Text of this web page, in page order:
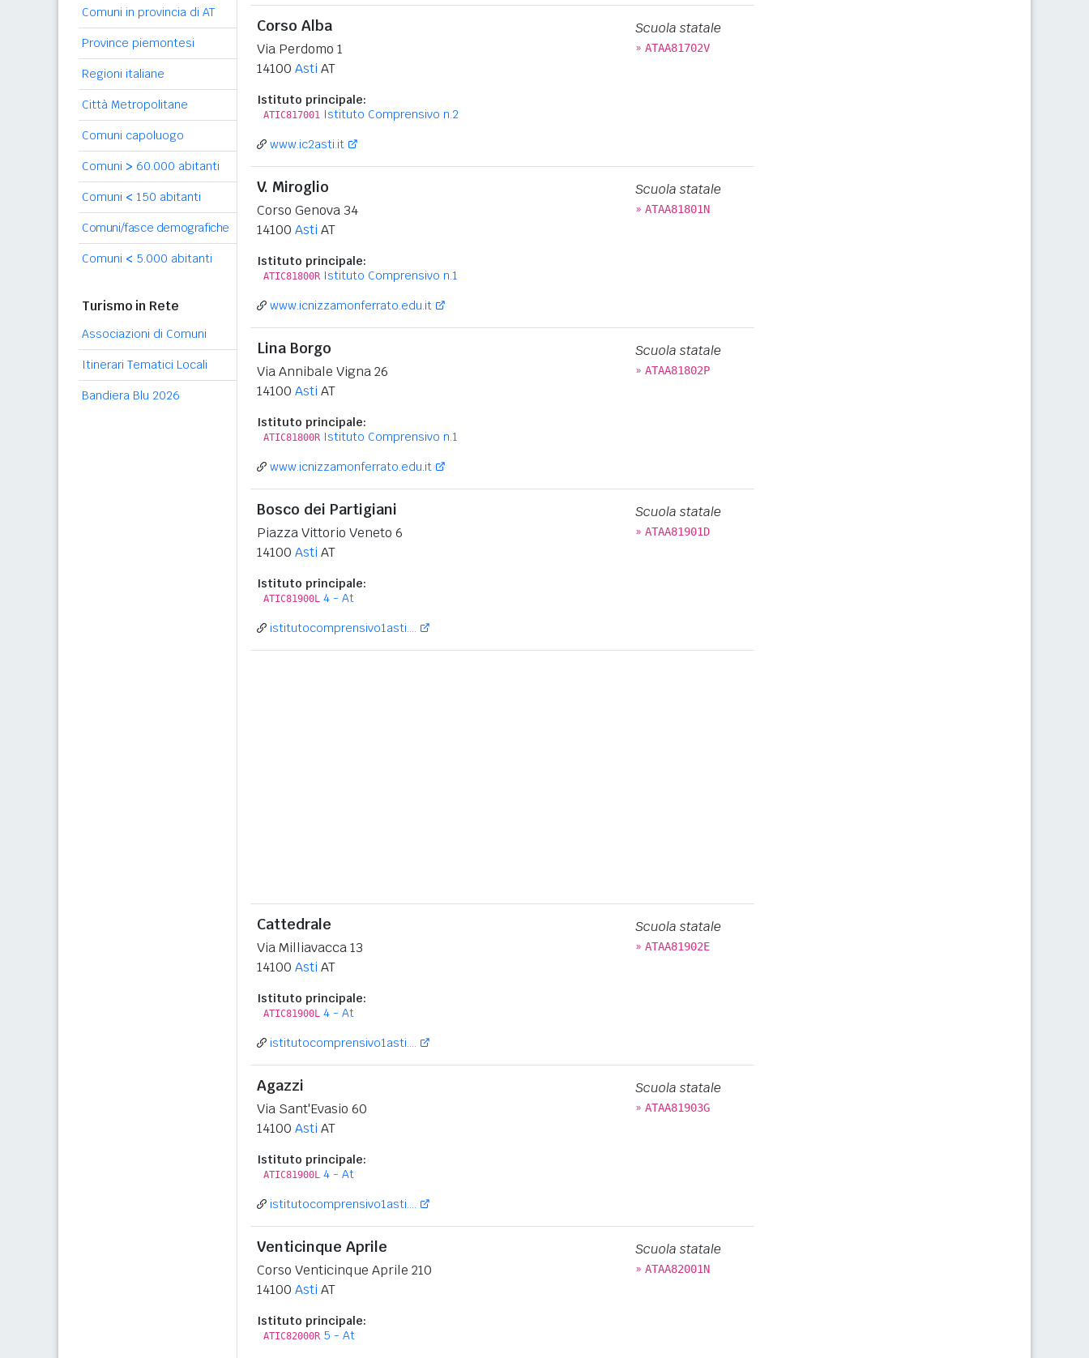
Comuni in provincia di AT
Province piemontesi
Regioni italiane
Città Metropolitane
Comuni capoluogo
Comuni > 60.000 abitanti
Comuni < 150 abitanti
Comuni/fasce demografiche
Comuni < 5.000 abitanti
Turismo in Rete
Associazioni di Comuni
Itinerari Tematici Locali
Bandiera Blu 2026
Corso Alba
Via Perdomo 1
14100 Asti AT
Istituto principale:
ATIC817001 Istituto Comprensivo n.2
Scuola statale
» ATAA81702V
www.ic2asti.it
V. Miroglio
Corso Genova 34
14100 Asti AT
Istituto principale:
ATIC81800R Istituto Comprensivo n.1
Scuola statale
» ATAA81801N
www.icnizzamonferrato.edu.it
Lina Borgo
Via Annibale Vigna 26
14100 Asti AT
Istituto principale:
ATIC81800R Istituto Comprensivo n.1
Scuola statale
» ATAA81802P
www.icnizzamonferrato.edu.it
Bosco dei Partigiani
Piazza Vittorio Veneto 6
14100 Asti AT
Istituto principale:
ATIC81900L 4 - At
Scuola statale
» ATAA81901D
istitutocomprensivo1asti....
Cattedrale
Via Milliavacca 13
14100 Asti AT
Istituto principale:
ATIC81900L 4 - At
Scuola statale
» ATAA81902E
istitutocomprensivo1asti....
Agazzi
Via Sant'Evasio 60
14100 Asti AT
Istituto principale:
ATIC81900L 4 - At
Scuola statale
» ATAA81903G
istitutocomprensivo1asti....
Venticinque Aprile
Corso Venticinque Aprile 210
14100 Asti AT
Istituto principale:
ATIC82000R 5 - At
Scuola statale
» ATAA82001N